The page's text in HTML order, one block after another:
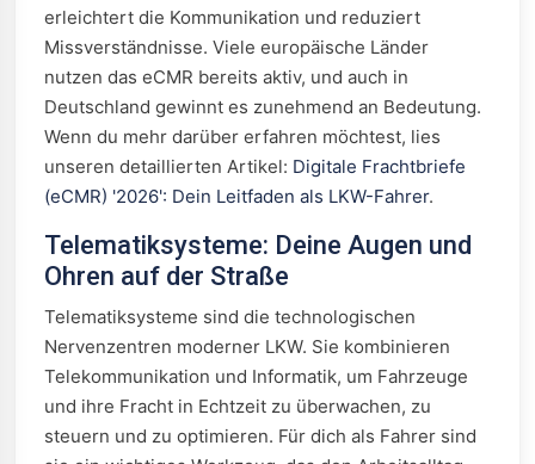
erleichtert die Kommunikation und reduziert
Missverständnisse. Viele europäische Länder
nutzen das eCMR bereits aktiv, und auch in
Deutschland gewinnt es zunehmend an Bedeutung.
Wenn du mehr darüber erfahren möchtest, lies
unseren detaillierten Artikel: Digitale Frachtbriefe
(eCMR) '2026': Dein Leitfaden als LKW-Fahrer.
Telematiksysteme: Deine Augen und
Ohren auf der Straße
Telematiksysteme sind die technologischen
Nervenzentren moderner LKW. Sie kombinieren
Telekommunikation und Informatik, um Fahrzeuge
und ihre Fracht in Echtzeit zu überwachen, zu
steuern und zu optimieren. Für dich als Fahrer sind